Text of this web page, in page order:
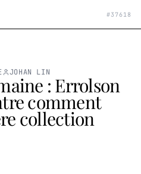
# 37618
JOHAN LIN
: Errolson
comment
collection